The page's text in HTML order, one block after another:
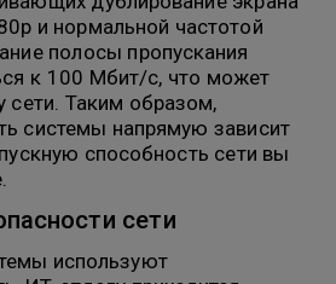
и нормальной частотой
полосы пропускания
к 100 Мбит/с, что может
сети. Таким образом,
системы напрямую зависит
способность сети вы
сети
используют